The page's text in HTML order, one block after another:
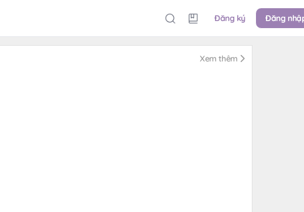
Đăng ký Đăng
Xem thêm